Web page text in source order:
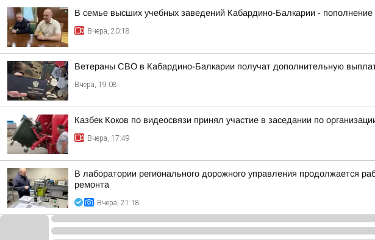
В семье высших учебных заведений Кабардино-Балкарии -
Вчера, 20:18
Ветераны СВО в Кабардино-Балкарии получат дополнительную
Вчера, 19:08
Казбек Коков по видеосвязи принял участие в заседании по
Вчера, 17:49
В лаборатории регионального дорожного управления продолжается
ремонта
Вчера, 21:18